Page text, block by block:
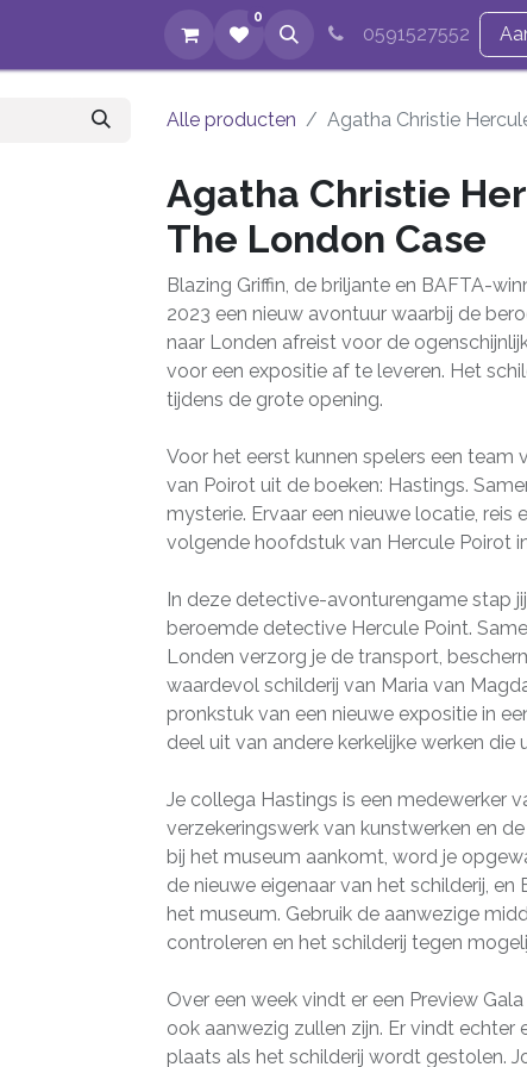
Over ons Reparaties
0
0591527552
Alle producten Agatha Christie
Agatha Christie
The London Case
Blazing Griffin, de briljante en BAFTA-
2023 een nieuw avontuur waarbij de
naar Londen afreist voor de
voor een expositie af te leveren. Het
tijdens de grote opening.
Voor het eerst kunnen spelers een team
van Poirot uit de boeken: Hastings.
mysterie. Ervaar een nieuwe locatie, reis
volgende hoofdstuk van Hercule Poirot
In deze detective-avonturengame stap
beroemde detective Hercule Point.
Londen verzorg je de transport,
waardevol schilderij van Maria van
pronkstuk van een nieuwe expositie in
deel uit van andere kerkelijke werken die
Je collega Hastings is een medewerker
verzekeringswerk van kunstwerken en
bij het museum aankomt, word je
de nieuwe eigenaar van het schilderij,
het museum. Gebruik de aanwezige
controleren en het schilderij tegen
Over een week vindt er een Preview
ook aanwezig zullen zijn. Er vindt echter
plaats als het schilderij wordt gestolen.